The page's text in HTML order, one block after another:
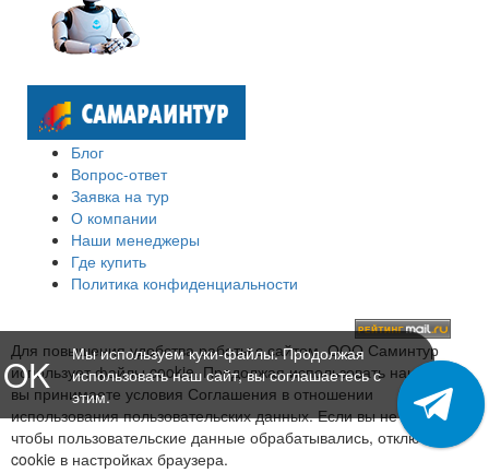
Блог
Вопрос-ответ
Заявка на тур
О компании
Наши менеджеры
Где купить
Политика конфиденциальности
Для повышения удобства работы с сайтом, ООО Саминтур
использует файлы cookie. Продолжая использовать наш сайт,
вы принимаете условия Соглашения в отношении
использования пользовательских данных. Если вы не хотите,
чтобы пользовательские данные обрабатывались, отключите
cookie в настройках браузера.
OK
Мы используем куки-файлы. Продолжая
использовать наш сайт, вы соглашаетесь с
этим.